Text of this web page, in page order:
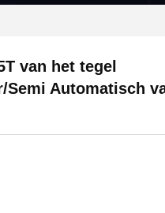
van het tegel
Automatisch